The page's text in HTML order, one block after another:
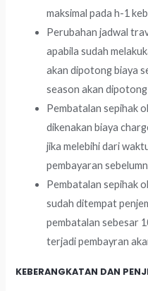
maksimal pada h-1
Perubahan jadwal
apabila sudah
akan dipotong biaya
season akan dipotong
Pembatalan sepihak
dikenakan biaya
jika melebihi dari
pembayaran
Pembatalan sepihak
sudah ditempat
pembatalan sebesar
terjadi pembayran
KEBERANGKATAN DAN